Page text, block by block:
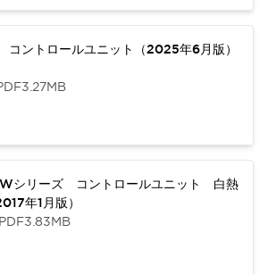
ントロールユニット（2025年6月版）
3.27MB
シリーズ コントロールユニット 白熱
年1月版）
3.83MB